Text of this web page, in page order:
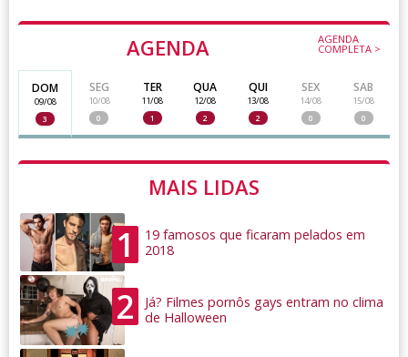
AGENDA AGENDA
COMPLETA >
DOM
09/08
3
SEG
10/08
0
TER
11/08
1
QUA
12/08
2
QUI
13/08
2
SEX
14/08
0
SAB
15/08
0
MAIS LIDAS
1
19 famosos que ficaram pelados em
2018
2
Já? Filmes pornôs gays entram no clima
de Halloween